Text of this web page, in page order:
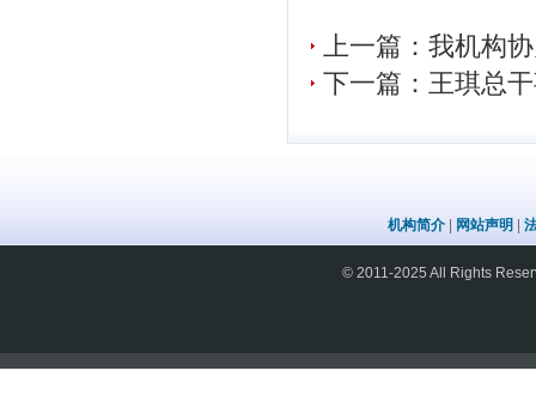
上一篇：我机构
下一篇：王琪总
机构简介| 网站声明
© 2011-2025 All Rights